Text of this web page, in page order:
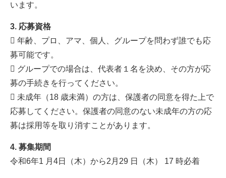
います。
3. 応募資格
 年齢、プロ、アマ、個人、グループを問わず誰でも応
募可能です。
 グループでの場合は、代表者１名を決め、その方が応
募の手続きを行ってください。
 未成年（18 歳未満）の方は、保護者の同意を得た上で
応募してください。保護者の同意のない未成年の方の応
募は採用等を取り消すことがあります。
4. 募集期間
令和6年1 月4日（木）から2月29 日（木） 17 時必着